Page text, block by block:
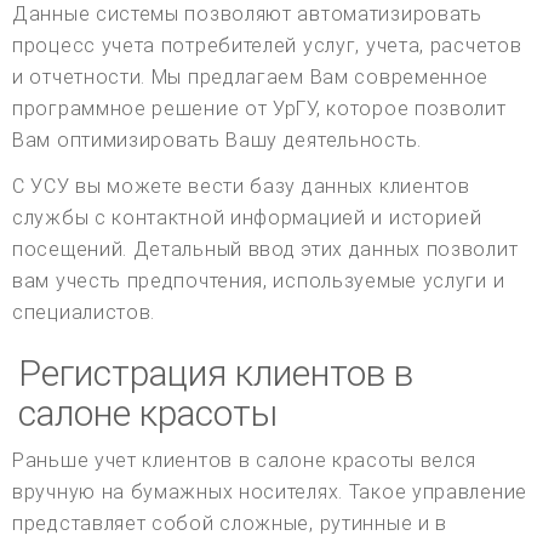
Данные системы позволяют автоматизировать
процесс учета потребителей услуг, учета, расчетов
и отчетности. Мы предлагаем Вам современное
программное решение от УрГУ, которое позволит
Вам оптимизировать Вашу деятельность.
С УСУ вы можете вести базу данных клиентов
службы с контактной информацией и историей
посещений. Детальный ввод этих данных позволит
вам учесть предпочтения, используемые услуги и
специалистов.
Регистрация клиентов в
салоне красоты
Раньше учет клиентов в салоне красоты велся
вручную на бумажных носителях. Такое управление
представляет собой сложные, рутинные и в